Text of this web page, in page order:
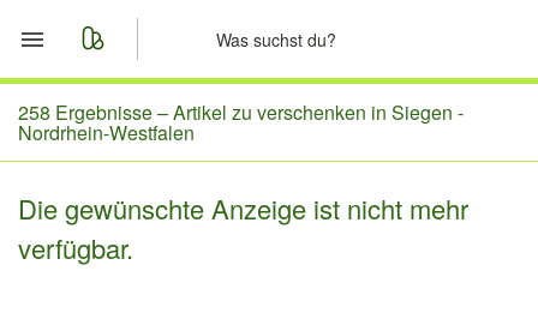
Start
Merkliste
Nachrichten
258 Ergebnisse –Artikel zu verschenken in Siegen -
Nordrhein-Westfalen
Die gewünschte Anzeige ist nicht mehr
verfügbar.